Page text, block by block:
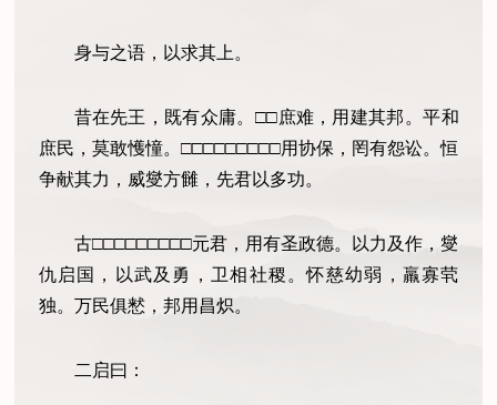
身与之语，以求其上。
昔在先王，既有众庸。□□庶难，用建其邦。平和
庶民，莫敢㦜憧。 □□□□□□□□□用协保，罔有怨讼。恒
争献其力，威燮方雠，先君以多功。
古□□□□□□□□□元君，用有圣政德。以力及作，燮
仇启国，以武及勇，卫相社稷。怀慈幼弱，羸寡茕
独。万民俱慭，邦用昌炽。
二启曰：